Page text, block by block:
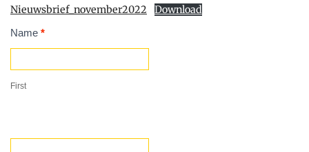
Nieuwsbrief_november2022 Download
Contact
Name *
First